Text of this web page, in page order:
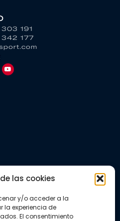
las cookies
y/o acceder a la
la experiencia de
El consentimiento
191
177